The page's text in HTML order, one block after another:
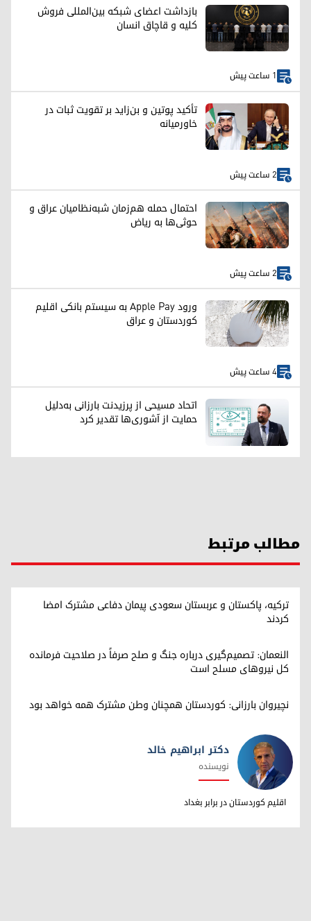
بازداشت اعضای شبکه بین‌المللی فروش
کلیه و قاچاق انسان
1 ساعت پیش
تأکید پوتین و بن‌زاید بر تقویت ثبات در
خاورمیانه
2 ساعت پیش
احتمال حمله هم‌زمان شبه‌نظامیان عراق و
حوثی‌ها به ریاض
2 ساعت پیش
ورود Apple Pay به سیستم بانکی اقلیم
کوردستان و عراق
4 ساعت پیش
اتحاد مسیحی از پرزیدنت بارزانی به‌دلیل
حمایت از آشوری‌ها تقدیر کرد
مطالب مرتبط
ترکیه، پاکستان و عربستان سعودی پیمان دفاعی مشترک امضا
کردند
النعمان: تصمیم‌گیری درباره جنگ و صلح صرفاً در صلاحیت فرمانده
کل نیروهای مسلح است
نچیروان بارزانی: کوردستان همچنان وطن مشترک همه خواهد بود
دکتر ابراهیم خالد
دکتر ابراهیم خالد
نویسنده
اقلیم کوردستان در برابر بغداد